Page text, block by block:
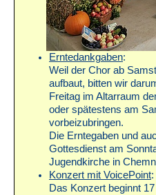
Erntedankgaben:
Weil der Chor ab
aufbaut, bitten wir
Freitag im Altarraum
oder spätestens am
vorbeizubringen.
Die Erntegaben und
Gottesdienst am
Jugendkirche in
Konzert mit VoicePoint:
Das Konzert beginnt